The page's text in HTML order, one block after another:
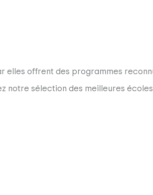
elles offrent des programmes
notre sélection des meilleures écoles